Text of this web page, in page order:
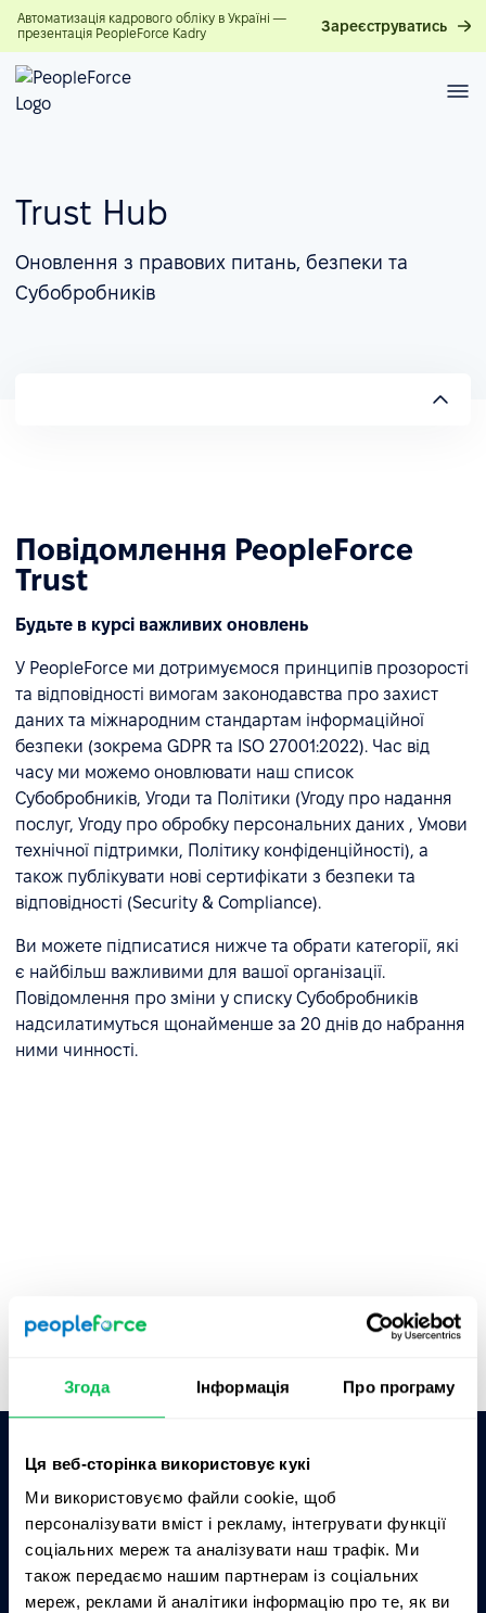
Згода Інформація Про програму
Ця веб-сторінка використовує кукі
Ми використовуємо файли cookie, щоб
персоналізувати вміст і рекламу, інтегрувати функції
соціальних мереж та аналізувати наш трафік. Ми
також передаємо нашим партнерам із соціальних
мереж, реклами й аналітики інформацію про те, як ви
Автоматизація кадрового обліку в Україні —
презентація PeopleForce Kadry
Зареєструватись
Trust Hub
Оновлення з правових питань, безпеки та
Субобробників
Повідомлення PeopleForce
Trust
Будьте в курсі важливих оновлень
У PeopleForce ми дотримуємося принципів прозорості
та відповідності вимогам законодавства про захист
даних та міжнародним стандартам інформаційної
безпеки (зокрема GDPR та ISO 27001:2022). Час від
часу ми можемо оновлювати наш список
Субобробників, Угоди та Політики (Угоду про надання
послуг, Угоду про обробку персональних даних , Умови
технічної підтримки, Політику конфіденційності), а
також публікувати нові сертифікати з безпеки та
відповідності (Security & Compliance).
Ви можете підписатися нижче та обрати категорії, які
є найбільш важливими для вашої організації.
Повідомлення про зміни у списку Субобробників
надсилатимуться щонайменше за 20 днів до набрання
ними чинності.
Запитати AI про PeopleForce:
Claude Perplexity
Business driven. People focused.